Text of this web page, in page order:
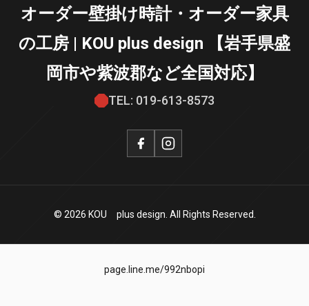
オーダー壁掛け時計・オーダー家具
の工房 | KOU plus design 【岩手県盛
岡市や紫波郡など全国対応】
TEL: 019-613-8573
© 2026 KOU plus design. All Rights Reserved.
page.line.me/992nbopi